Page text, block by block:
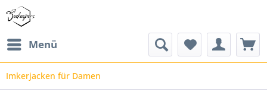
Menü
Imkerjacken für Damen